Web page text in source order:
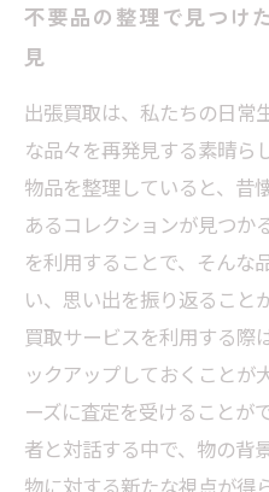
不要品の整理で見つけ
見
出張買取は、私たちの日常
な品々を再発見する素晴ら
物品を整理していると、昔
あるコレクションが見つか
を利用することで、そんな
い、思い出を振り返ること
買取サービスを利用する際
ックアップしておくことが
ーズに査定を受けることが
者と対話する中で、物の背
物に対する新たな視点が得